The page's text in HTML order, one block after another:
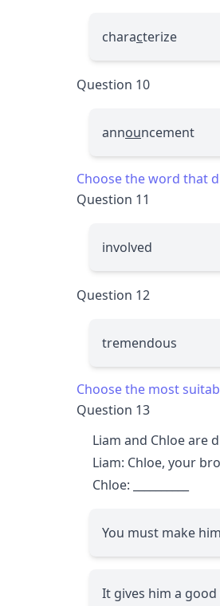
characterize
Question 10
announcement
Choose the word that
Question 11
involved
Question 12
tremendous
Choose the most
Question 13
Liam and Chloe are
Liam: Chloe, your
Chloe:
You must make
It gives him a